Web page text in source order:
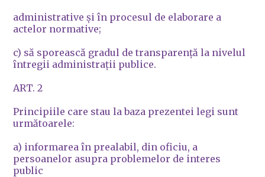
administrative şi în procesul de elaborare a
actelor normative;
c) să sporească gradul de transparenţă la nivelul
întregii administraţii publice.
ART. 2
Principiile care stau la baza prezentei legi sunt
următoarele:
a) informarea în prealabil, din oficiu, a
persoanelor asupra problemelor de interes
public